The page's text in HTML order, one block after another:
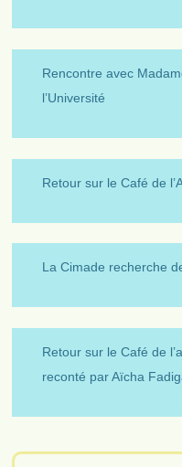
Rencontre avec
l’Université
Retour sur le Café de
La Cimade recherche
Retour sur le Café de
reconté par Aïcha